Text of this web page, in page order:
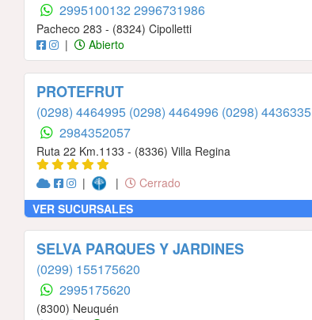
2995100132 2996731986
Pacheco 283 - (8324) Cipolletti
|
Abierto
PROTEFRUT
(0298) 4464995 (0298) 4464996 (0298) 4436335
2984352057
Ruta 22 Km.1133 - (8336) Villa Regina
|
| Cerrado
VER SUCURSALES
SELVA PARQUES Y JARDINES
(0299) 155175620
2995175620
(8300) Neuquén